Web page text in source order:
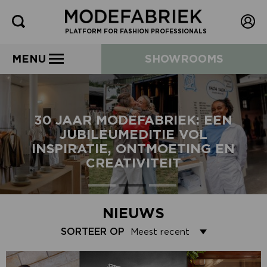
PLATFORM FOR FASHION PROFESSIONALS
MENU SHOWROOMS
30 JAAR MODEFABRIEK: EEN
JUBILEUMEDITIE VOL
INSPIRATIE, ONTMOETING EN
CREATIVITEIT
NIEUWS
SORTEER OP